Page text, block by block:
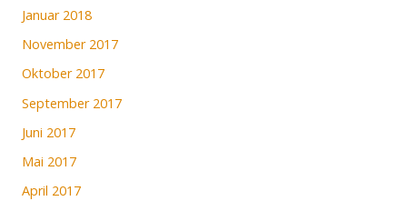
Januar 2018
November 2017
Oktober 2017
September 2017
Juni 2017
Mai 2017
April 2017